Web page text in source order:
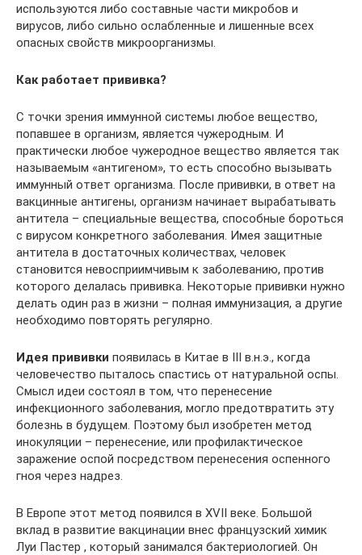
используются либо составные части микробов и
вирусов, либо сильно ослабленные и лишенные всех
опасных свойств микроорганизмы.
Как работает прививка?
С точки зрения иммунной системы любое вещество,
попавшее в организм, является чужеродным. И
практически любое чужеродное вещество является так
называемым «антигеном», то есть способно вызывать
иммунный ответ организма. После прививки, в ответ на
вакцинные антигены, организм начинает вырабатывать
антитела – специальные вещества, способные бороться
с вирусом конкретного заболевания. Имея защитные
антитела в достаточных количествах, человек
становится невосприимчивым к заболеванию, против
которого делалась прививка. Некоторые прививки нужно
делать один раз в жизни – полная иммунизация, а другие
необходимо повторять регулярно.
Идея прививки появилась в Китае в ΙΙΙ в.н.э., когда
человечество пыталось спастись от натуральной оспы.
Смысл идеи состоял в том, что перенесение
инфекционного заболевания, могло предотвратить эту
болезнь в будущем. Поэтому был изобретен метод
инокуляции – перенесение, или профилактическое
заражение оспой посредством перенесения оспенного
гноя через надрез.
В Европе этот метод появился в ХVΙΙ веке. Большой
вклад в развитие вакцинации внес французский химик
Луи Пастер , который занимался бактериологией. Он